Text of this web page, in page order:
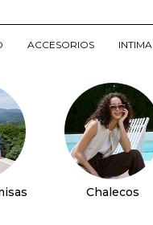
ACCESORIOS INTIMA
Chalecos